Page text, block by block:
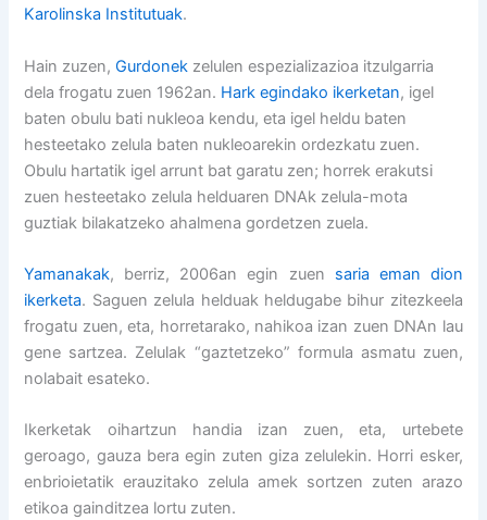
Karolinska Institutuak.
Hain zuzen,Gurdonek zelulen espezializazioa itzulgarria
dela frogatu zuen 1962an. Hark egindako ikerketan, igel
baten obulu bati nukleoa kendu, eta igel heldu baten
hesteetako zelula baten nukleoarekin ordezkatu zuen.
Obulu hartatik igel arrunt bat garatu zen; horrek erakutsi
zuen hesteetako zelula helduaren DNAk zelula-mota
guztiak bilakatzeko ahalmena gordetzen zuela.
Yamanakak, berriz, 2006an egin zuen saria eman dion
ikerketa. Saguen zelula helduak heldugabe bihur zitezkeela
frogatu zuen, eta, horretarako, nahikoa izan zuen DNAn lau
gene sartzea. Zelulak “gaztetzeko” formula asmatu zuen,
nolabait esateko.
Ikerketak oihartzun handia izan zuen, eta, urtebete
geroago, gauza bera egin zuten giza zelulekin. Horri esker,
enbrioietatik erauzitako zelula amek sortzen zuten arazo
etikoa gainditzea lortu zuten.